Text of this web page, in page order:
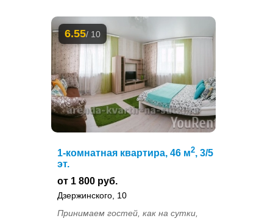
6.55/ 10
1-комнатная квартира, 46 м2, 3/5
эт.
от 1 800 руб.
Дзержинского, 10
Принимаем гостей, как на сутки,